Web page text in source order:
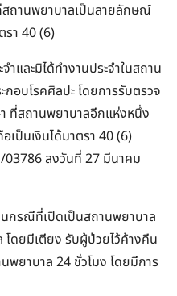
สถานพยาบาลเป็นลายลักษณ์
รา 40 (6)
ะมิได้ทำงานประจำในสถาน
อบโรคศิลปะ โดยการรับตรวจ
ที่สถานพยาบาลอีกแห่งหนึ่ง
เป็นเงินได้มาตรา 40 (6)
ลงวันที่ 27 มีนาคม
นกรณีที่เปิดเป็นสถานพยาบาล
ดยมีเตียง รับผู้ป่วยไว้ค้างคืน
พยาบาล 24 ชั่วโมง โดยมีการ